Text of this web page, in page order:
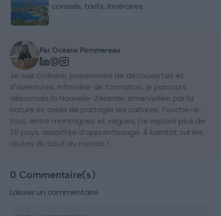
conseils, tarifs, itinéraires
Par Océane Pommereau
Je suis Océane, passionnée de découvertes et
d'aventures. Infirmière de formation, je parcours
désormais la Nouvelle-Zélande, émerveillée par la
nature et avide de partager les cultures. Touche-à-
tout, entre montagnes et vagues, j'ai exploré plus de
25 pays, assoiffée d'apprentissage. À bientôt sur les
routes du bout du monde !
0 Commentaire(s)
Laisser un commentaire